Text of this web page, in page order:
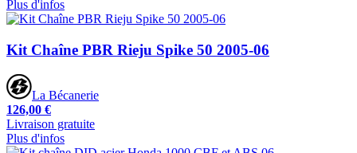
Plus d'infos
Kit Chaîne PBR Rieju Spike 50 2005-06
La Bécanerie
126,00 €
Livraison gratuite
Plus d'infos